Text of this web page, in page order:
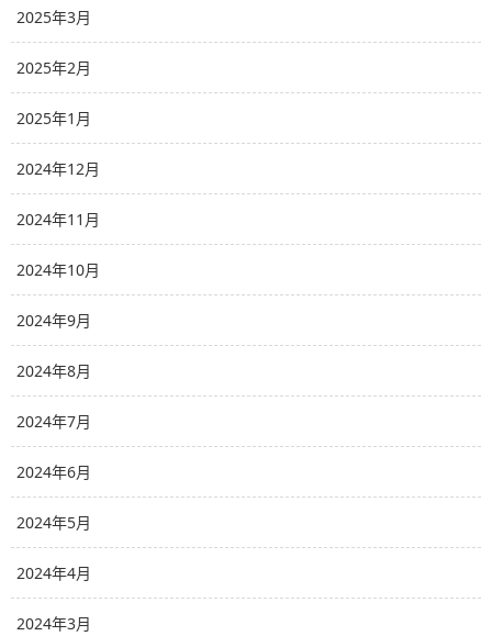
2025年3月
2025年2月
2025年1月
2024年12月
2024年11月
2024年10月
2024年9月
2024年8月
2024年7月
2024年6月
2024年5月
2024年4月
2024年3月